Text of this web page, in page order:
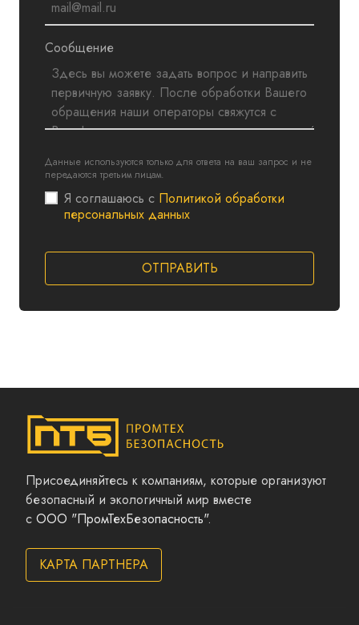
Сообщение
Данные используются только для ответа на ваш запрос и не
передаются третьим лицам.
Я соглашаюсь с Политикой обработки
персональных данных
ОТПРАВИТЬ
Присоединяйтесь к компаниям, которые организуют
безопасный и экологичный мир вместе
с ООО "ПромТехБезопасность".
КАРТА ПАРТНЕРА